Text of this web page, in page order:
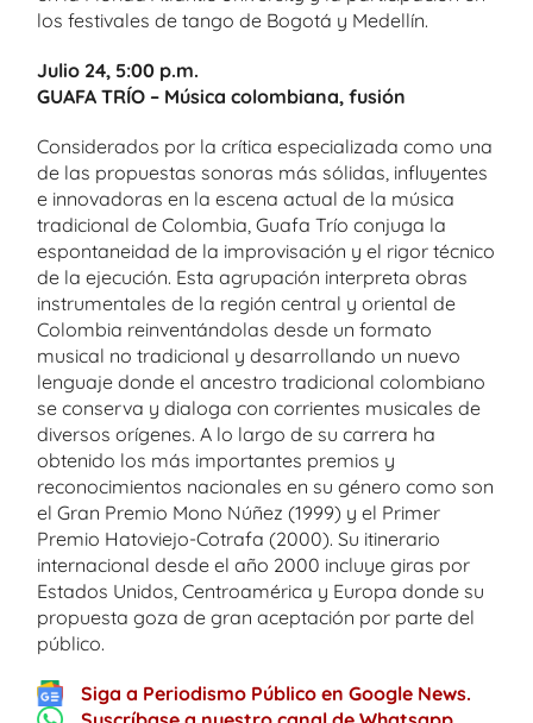
los festivales de tango de Bogotá y Medellín.
Julio 24, 5:00 p.m.
GUAFA TRÍO – Música colombiana, fusión
Considerados por la crítica especializada como una
de las propuestas sonoras más sólidas, influyentes
e innovadoras en la escena actual de la música
tradicional de Colombia, Guafa Trío conjuga la
espontaneidad de la improvisación y el rigor técnico
de la ejecución. Esta agrupación interpreta obras
instrumentales de la región central y oriental de
Colombia reinventándolas desde un formato
musical no tradicional y desarrollando un nuevo
lenguaje donde el ancestro tradicional colombiano
se conserva y dialoga con corrientes musicales de
diversos orígenes. A lo largo de su carrera ha
obtenido los más importantes premios y
reconocimientos nacionales en su género como son
el Gran Premio Mono Núñez (1999) y el Primer
Premio Hatoviejo-Cotrafa (2000). Su itinerario
internacional desde el año 2000 incluye giras por
Estados Unidos, Centroamérica y Europa donde su
propuesta goza de gran aceptación por parte del
público.
Siga a Periodismo Público en Google News.